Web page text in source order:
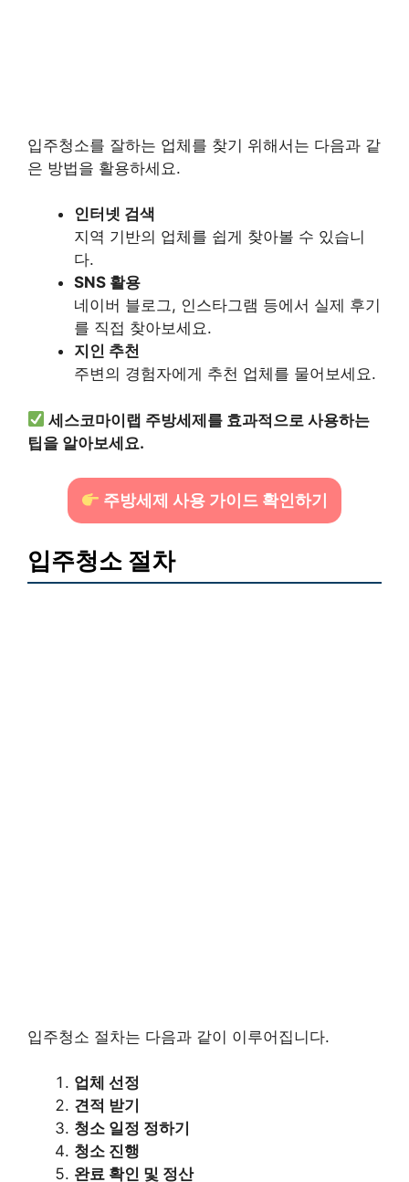
입주청소를 잘하는 업체를 찾기 위해서는 다음과 같
은 방법을 활용하세요.
인터넷 검색
지역 기반의 업체를 쉽게 찾아볼 수 있습니
다.
SNS 활용
네이버 블로그, 인스타그램 등에서 실제 후기
를 직접 찾아보세요.
지인 추천
주변의 경험자에게 추천 업체를 물어보세요.
세스코마이랩 주방세제를 효과적으로 사용하는
팁을 알아보세요.
주방세제 사용 가이드 확인하기
입주청소 절차
입주청소 절차는 다음과 같이 이루어집니다.
업체 선정
견적 받기
청소 일정 정하기
청소 진행
완료 확인 및 정산